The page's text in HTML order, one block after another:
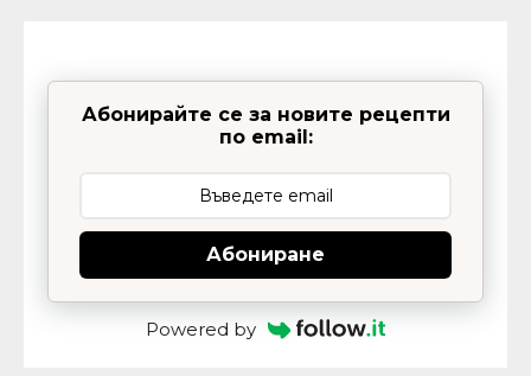
Абонирайте се за новите рецепти
по email:
Абониране
Powered by